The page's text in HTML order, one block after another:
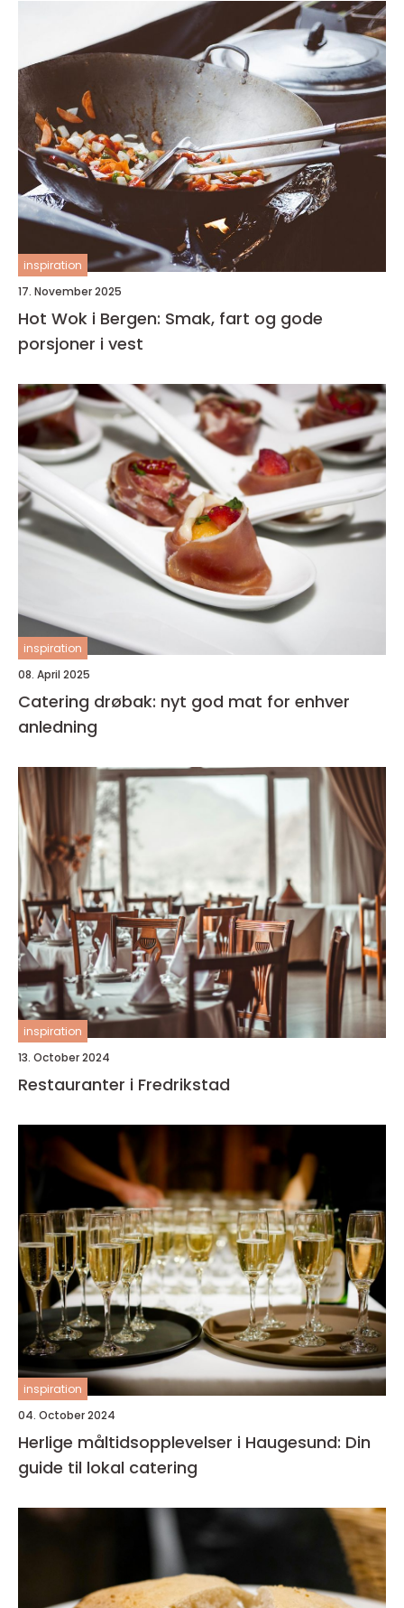
inspiration
17. November 2025
Hot Wok i Bergen: Smak, fart og gode
porsjoner i vest
inspiration
08. April 2025
Catering drøbak: nyt god mat for enhver
anledning
inspiration
13. October 2024
Restauranter i Fredrikstad
inspiration
04. October 2024
Herlige måltidsopplevelser i Haugesund: Din
guide til lokal catering